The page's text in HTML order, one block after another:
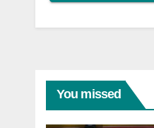
You missed